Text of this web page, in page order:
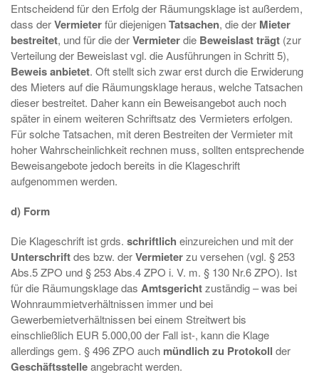
Entscheidend für den Erfolg der Räumungsklage ist außerdem,
dass derVermieterfür diejenigenTatsachen, die der Mieter
bestreitet, und für die derVermieterdie Beweislastträgt (zur
Verteilung der Beweislast vgl. die Ausführungen in Schritt 5),
Beweis anbietet. Oft stellt sich zwar erst durch die Erwiderung
des Mieters auf die Räumungsklage heraus, welche Tatsachen
dieser bestreitet. Daher kann ein Beweisangebot auch noch
später in einem weiteren Schriftsatz des Vermieters erfolgen.
Für solche Tatsachen, mit deren Bestreiten der Vermieter mit
hoher Wahrscheinlichkeit rechnen muss, sollten entsprechende
Beweisangebote jedoch bereits in die Klageschrift
aufgenommen werden.
d) Form
Die Klageschrift ist grds. schriftlich einzureichen und mit der
Unterschriftdes bzw. derVermieterzu versehen (vgl. § 253
Abs.5 ZPO und § 253 Abs.4 ZPO i. V. m. § 130 Nr.6 ZPO). Ist
für die Räumungsklage das Amtsgerichtzuständig – was bei
Wohnraummietverhältnissen immer und bei
Gewerbemietverhältnissen bei einem Streitwert bis
einschließlich EUR 5.000,00 der Fall ist-, kann die Klage
allerdings gem. § 496 ZPO auch mündlich zu Protokoll der
Geschäftsstelleangebracht werden.